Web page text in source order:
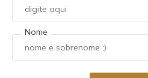
Nome